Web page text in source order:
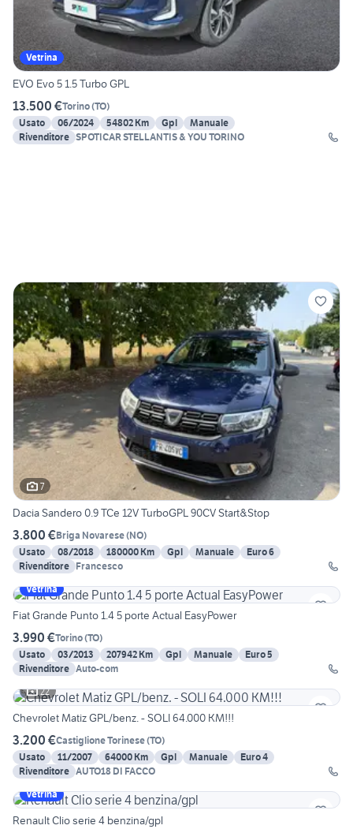
Vetrina
EVO Evo 5 1.5 Turbo GPL
13.500 €Torino(TO)
Usato
06/2024 54802 Km Gpl
Manuale
Rivenditore SPOTICAR STELLANTIS & YOU TORINO
7
Dacia Sandero 0.9 TCe 12V TurboGPL 90CV Start&Stop
3.800 €Briga Novarese(NO)
Usato
08/2018 180000 Km Gpl Manuale
Euro 6
Rivenditore Francesco
Vetrina
Fiat Grande Punto 1.4 5 porte Actual EasyPower
3.990 €Torino(TO)
Usato
03/2013 207942 Km Gpl Manuale
Euro 5
Rivenditore Auto-com
22
Chevrolet Matiz GPL/benz. - SOLI 64.000 KM!!!
3.200 €Castiglione Torinese(TO)
Usato
11/2007 64000 Km Gpl Manuale
Euro 4
Rivenditore AUTO18 DI FACCO
Vetrina
Renault Clio serie 4 benzina/gpl